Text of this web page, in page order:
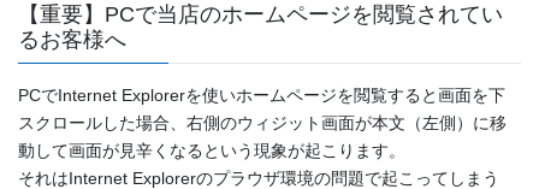
【重要】PCで当店のホームページを閲覧されてい
るお客様へ
PCでInternet Explorerを使いホームページを閲覧すると画面を下
スクロールした場合、右側のウィジット画面が本文（左側）に移
動して画面が見辛くなるという現象が起こります。
それはInternet Explorerのプラウザ環境の問題で起こってしまう